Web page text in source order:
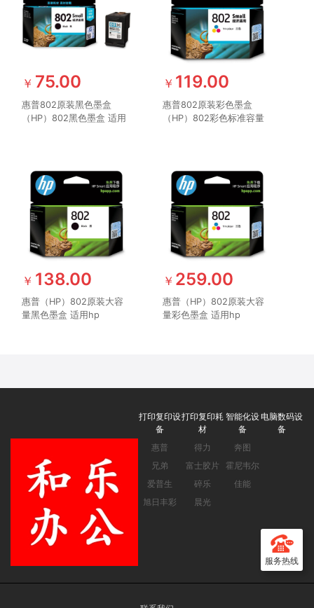
￥ 75.00
惠普802原装黑色墨盒
（HP）802黑色墨盒 适用
￥ 119.00
惠普802原装彩色墨盒
（HP）802彩色标准容量
￥ 138.00
惠普（HP）802原装大容
量黑色墨盒 适用hp
￥ 259.00
惠普（HP）802原装大容
量彩色墨盒 适用hp
打印复印设
备
惠普
兄弟
爱普生
旭日丰彩
打印复印耗
材
得力
富士胶片
碎乐
晨光
智能化设
备
奔图
霍尼韦尔
佳能
电脑数码设
备
服务热线